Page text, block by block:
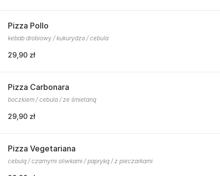
Pizza Pollo
kebab drobiowy / kukurydza / cebula
29,90 zł
Pizza Carbonara
boczkiem / cebula / ze śmietaną
29,90 zł
Pizza Vegetariana
cebulą / czarnymi oliwkami / papryką / z pieczarkami